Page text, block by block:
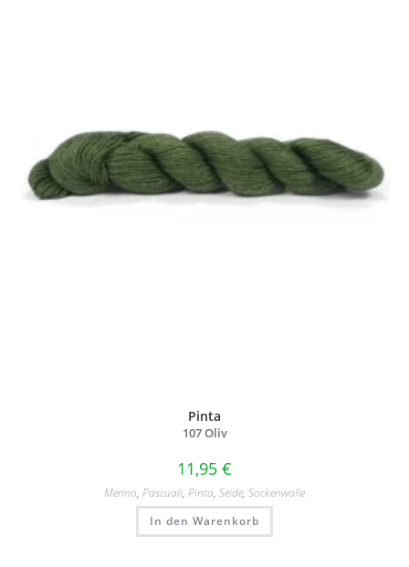
Pinta
107 Oliv
11,95 €
Merino, Pascuali, Pinta, Seide, Sockenwolle
In den Warenkorb